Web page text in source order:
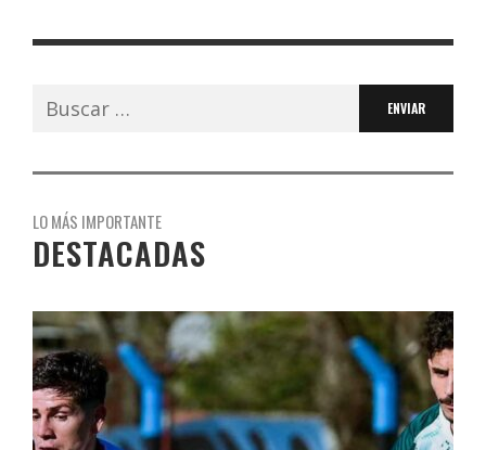
Buscar:
LO MÁS IMPORTANTE
DESTACADAS